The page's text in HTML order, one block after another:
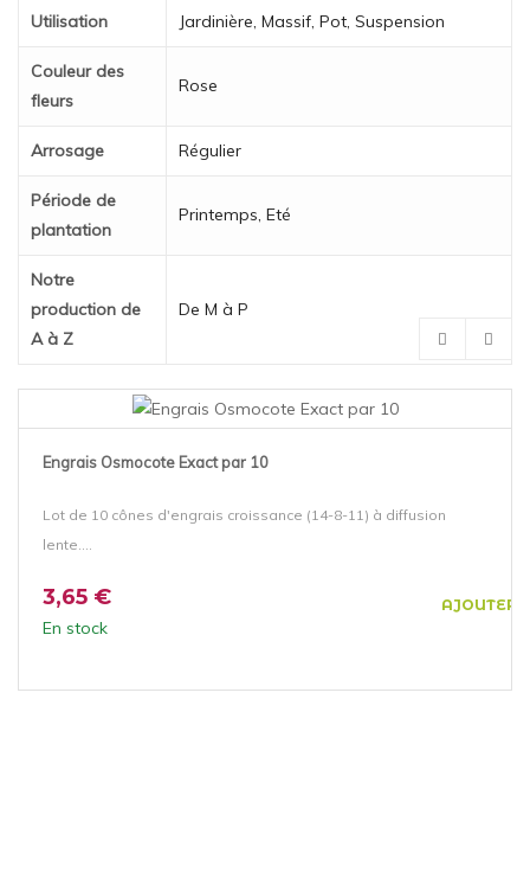
Utilisation Jardinière, Massif, Pot, Suspension
Couleur des
fleurs
Rose
Arrosage Régulier
Période de
plantation
Printemps, Eté
Notre
production de
A à Z
De M à P
Engrais Osmocote Exact par 10
Lot de 10 cônes d'engrais croissance (14-8-11) à diffusion
lente....
3,65 € AJOUTER
En stock